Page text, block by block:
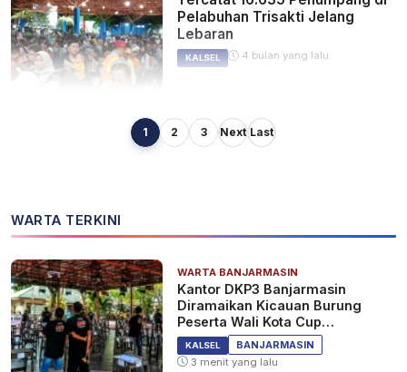
Pelabuhan Trisakti Jelang
Lebaran
KALSEL 4 bulan yang lalu
BPBD Tanah Laut Beberkan
Waspada Jelang Mudik
Lebaran! Polres HST Ingatkan
Kendaraan dan Rumah Harus
Aman
KALSEL 4 bulan yang lalu
1 2 3 Next Last
WARTA TERKINI
WARTA BANJARMASIN
Kantor DKP3 Banjarmasin
Diramaikan Kicauan Burung
Peserta Wali Kota Cup
Banjarmasin
KALSEL
BANJARMASIN
3 menit yang lalu